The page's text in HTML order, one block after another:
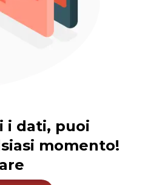
i dati, puoi
momento!